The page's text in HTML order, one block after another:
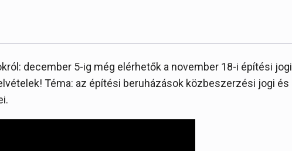
december 5-ig még elérhetők a november 18-i építési jogi
Téma: az építési beruházások közbeszerzési jogi és